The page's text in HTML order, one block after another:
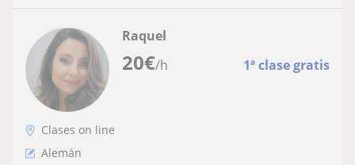
20€/h 1ª clase gratis
Raquel
Clases on line
Alemán